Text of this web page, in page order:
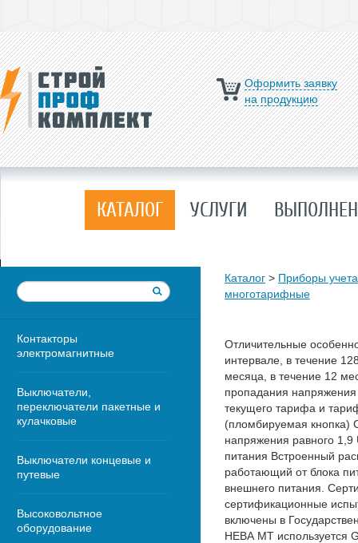
Оформить заявку
на продукцию
КАТАЛОГ УСЛУГИ
Контакторы
электромагнитные
Выключатели,
переключатели пакетные и
кулачковые
Выключатели концевые и
путевые
Высоковольтное
оборудование
Каталог > Приборы
многотарифные
Отличительные
интервале, в течение
месяца, в течение 12
пропадания напряжения
текущего тарифа и
(пломбируемая кнопка)
напряжения равного
питания Встроенный
работающий от блока
внешнего питания.
сертификационные
включены в
НЕВА МТ используется